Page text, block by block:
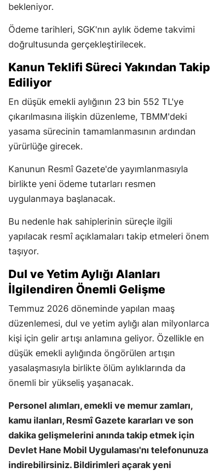
bekleniyor.
Ödeme tarihleri, SGK'nın aylık ödeme takvimi
doğrultusunda gerçekleştirilecek.
Kanun Teklifi Süreci Yakından Takip
Ediliyor
En düşük emekli aylığının 23 bin 552 TL'ye
çıkarılmasına ilişkin düzenleme, TBMM'deki
yasama sürecinin tamamlanmasının ardından
yürürlüğe girecek.
Kanunun Resmî Gazete'de yayımlanmasıyla
birlikte yeni ödeme tutarları resmen
uygulanmaya başlanacak.
Bu nedenle hak sahiplerinin süreçle ilgili
yapılacak resmî açıklamaları takip etmeleri önem
taşıyor.
Dul ve Yetim Aylığı Alanları
İlgilendiren Önemli Gelişme
Temmuz 2026 döneminde yapılan maaş
düzenlemesi, dul ve yetim aylığı alan milyonlarca
kişi için gelir artışı anlamına geliyor. Özellikle en
düşük emekli aylığında öngörülen artışın
yasalaşmasıyla birlikte ölüm aylıklarında da
önemli bir yükseliş yaşanacak.
Personel alımları, emekli ve memur zamları,
kamu ilanları, Resmî Gazete kararları ve son
dakika gelişmelerini anında takip etmek için
Devlet Hane Mobil Uygulaması'nı telefonunuza
indirebilirsiniz. Bildirimleri açarak yeni